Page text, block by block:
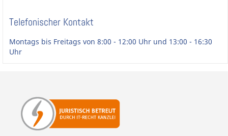
Telefonischer Kontakt
Montags bis Freitags von 8:00 - 12:00 Uhr und 13:00 - 16:30
Uhr